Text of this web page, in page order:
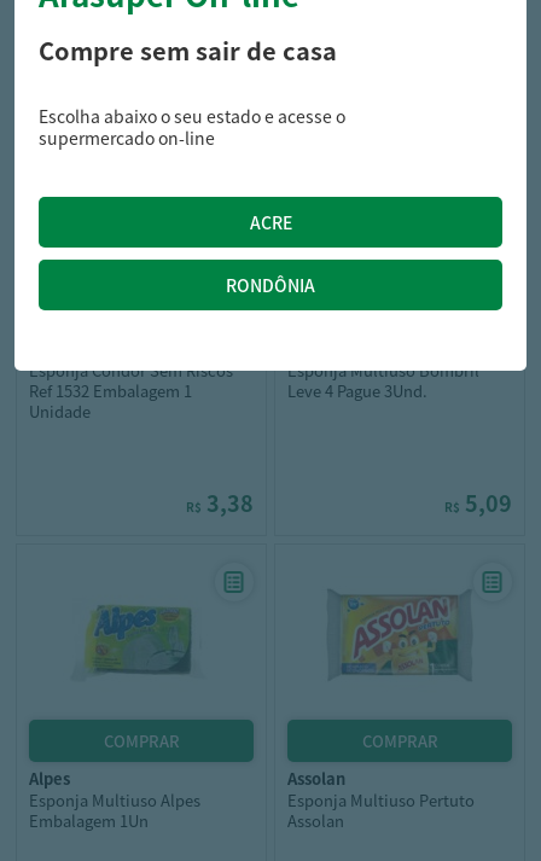
0,98
Esponja Condor Sem Riscos
Ref 1532 Embalagem 1
Unidade
R$ 3,38
Esponja Multiuso Bombril
Leve 4 Pague 3Und.
R$ 5,09
alpes
Esponja Multiuso Alpes
Embalagem 1Un
assolan
Esponja Multiuso Pertuto
Assolan
Compre sem sair de casa
Escolha abaixo o seu estado e acesse o
supermercado on-line